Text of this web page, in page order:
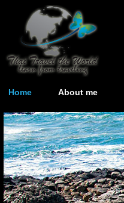
Home About me